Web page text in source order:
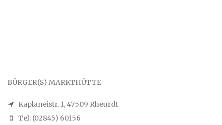
BÜRGER(S) MARKTHÜTTE
Kaplaneistr. 1, 47509 Rheurdt
Tel: (02845) 60156